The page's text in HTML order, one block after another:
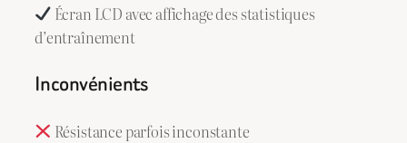
Écran LCD avec affichage des statistiques
d’entraînement
Inconvénients
Résistance parfois inconstante